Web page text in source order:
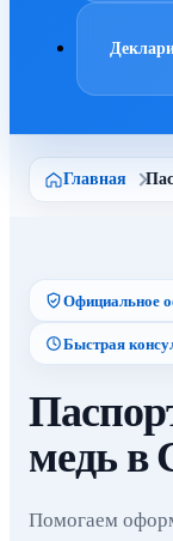
Главная
Официальное
Быстрая
медь в
Помогаем